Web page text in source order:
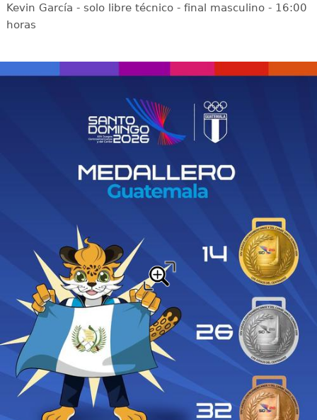
Kevin García - solo libre técnico - final masculino - 16:00
horas